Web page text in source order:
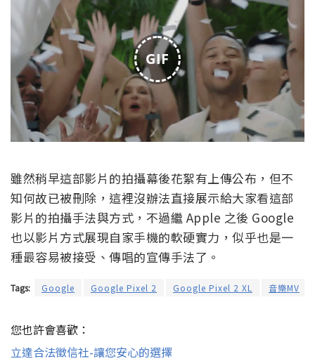
GIF
雖然稍早這部影片的拍攝幕後花絮有上傳公布，但不
知何故已被刪除，這裡沒辦法直接展示給大家看這部
影片的拍攝手法與方式，不過繼 Apple 之後 Google
也以影片方式展現自家手機的軟硬實力，似乎也是一
種最容易被接受、傳唱的宣傳手法了。
Tags: Google Google Pixel 2 Google Pixel 2 XL 音樂MV
您也許會喜歡：
立達合法徵信社-讓您安心的選擇